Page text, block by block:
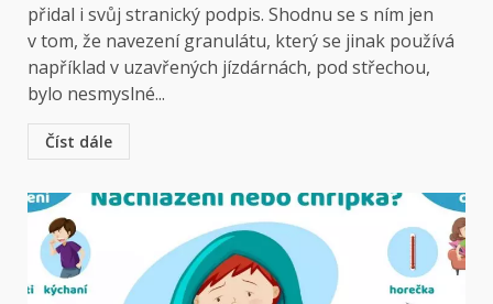
přidal i svůj stranický podpis. Shodnu se s ním jen
v tom, že navezení granulátu, který se jinak používá
například v uzavřených jízdárnách, pod střechou,
bylo nesmyslné...
Číst dále